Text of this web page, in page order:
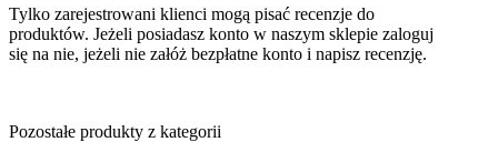
Tylko zarejestrowani klienci mogą pisać recenzje do
produktów. Jeżeli posiadasz konto w naszym sklepie zaloguj
się na nie, jeżeli nie załóż bezpłatne konto i napisz recenzję.
Pozostałe produkty z kategorii